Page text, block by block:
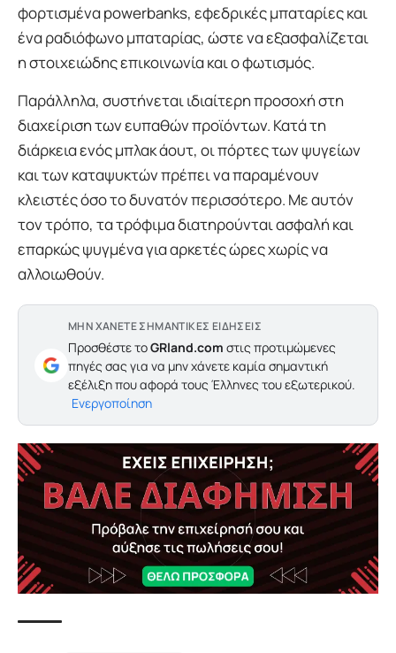
φορτισμένα powerbanks, εφεδρικές μπαταρίες και
ένα ραδιόφωνο μπαταρίας, ώστε να εξασφαλίζεται
η στοιχειώδης επικοινωνία και ο φωτισμός.
Παράλληλα, συστήνεται ιδιαίτερη προσοχή στη
διαχείριση των ευπαθών προϊόντων. Κατά τη
διάρκεια ενός μπλακ άουτ, οι πόρτες των ψυγείων
και των καταψυκτών πρέπει να παραμένουν
κλειστές όσο το δυνατόν περισσότερο. Με αυτόν
τον τρόπο, τα τρόφιμα διατηρούνται ασφαλή και
επαρκώς ψυγμένα για αρκετές ώρες χωρίς να
αλλοιωθούν.
ΜΗΝ ΧΑΝΕΤΕ ΣΗΜΑΝΤΙΚΕΣ ΕΙΔΗΣΕΙΣ
Προσθέστε τοGRland.com στις προτιμώμενες
πηγές σας για να μην χάνετε καμία σημαντική
εξέλιξη που αφορά τους Έλληνες του εξωτερικού.
Ενεργοποίηση